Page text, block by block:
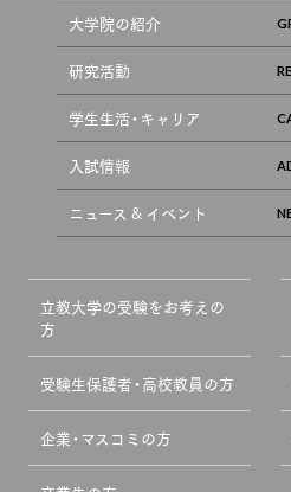
大学院の紹介
研究活動
学生生活・キャリア
入試情報
ニュース & イベント
立教大学の受験をお考えの
方
受験生保護者・高校教員の方
企業・マスコミの方